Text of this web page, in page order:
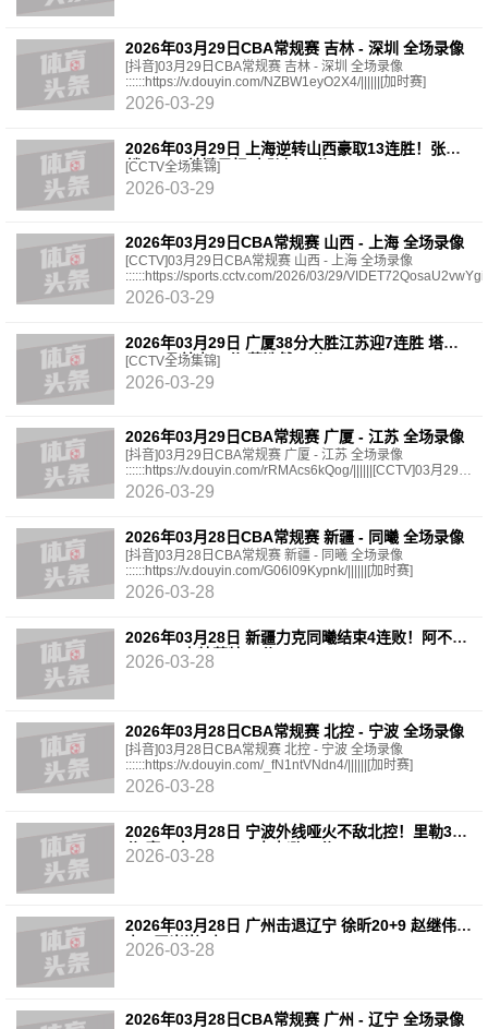
2026年03月29日CBA常规赛 吉林 - 深圳 全场录像
[抖音]03月29日CBA常规赛 吉林 - 深圳 全场录像
::::::https://v.douyin.com/NZBW1eyO2X4/||||||[加时赛]
2026-03-29
2026年03月29日 上海逆转山西豪取13连胜！张镇
麟15+5&关键暴扣 李弘权16分
[CCTV全场集锦]
2026-03-29
2026年03月29日CBA常规赛 山西 - 上海 全场录像
[CCTV]03月29日CBA常规赛 山西 - 上海 全场录像
::::::https://sports.cctv.com/2026/03/29/
[抖音]03月29日CBA常规赛 山西 -
2026-03-29
2026年03月29日 广厦38分大胜江苏迎7连胜 塔克
33+6 桑普森17分 蒋浩然10分
[CCTV全场集锦]
2026-03-29
2026年03月29日CBA常规赛 广厦 - 江苏 全场录像
[抖音]03月29日CBA常规赛 广厦 - 江苏 全场录像
::::::https://v.douyin.com/rRMAcs6kQog/||||||[CCTV]03月29日
CBA常规赛 广厦 - 江苏 全场录像 ::::::https://sports.cctv
2026-03-29
2026年03月28日CBA常规赛 新疆 - 同曦 全场录像
[抖音]03月28日CBA常规赛 新疆 - 同曦 全场录像
::::::https://v.douyin.com/G06l09Kypnk/||||||[加时赛]
2026-03-28
2026年03月28日 新疆力克同曦结束4连败！阿不都
16+8+6 卡特莱特28分
2026-03-28
2026年03月28日CBA常规赛 北控 - 宁波 全场录像
[抖音]03月28日CBA常规赛 北控 - 宁波 全场录像
::::::https://v.douyin.com/_fN1ntVNdn4/||||||[加时赛]
2026-03-28
2026年03月28日 宁波外线哑火不敌北控！里勒35
分 廖三宁10+6+10 杰克逊27分
2026-03-28
2026年03月28日 广州击退辽宁 徐昕20+9 赵继伟7
中1 王岚嵚6中1
2026-03-28
2026年03月28日CBA常规赛 广州 - 辽宁 全场录像